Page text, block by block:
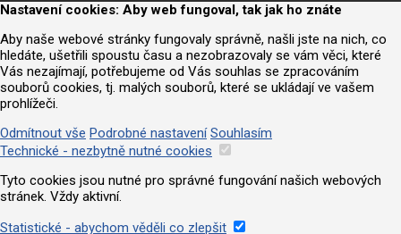
Nastavení cookies: Aby web fungoval, tak jak ho znáte
Aby naše webové stránky fungovaly správně, našli jste na nich, co
hledáte, ušetřili spoustu času a nezobrazovaly se vám věci, které
Vás nezajímají, potřebujeme od Vás souhlas se zpracováním
souborů cookies, tj. malých souborů, které se ukládají ve vašem
prohlížeči.
Odmítnout vše Podrobné nastavení Souhlasím
Technické - nezbytně nutné cookies
Tyto cookies jsou nutné pro správné fungování našich webových
stránek. Vždy aktivní.
Statistické - abychom věděli co zlepšit